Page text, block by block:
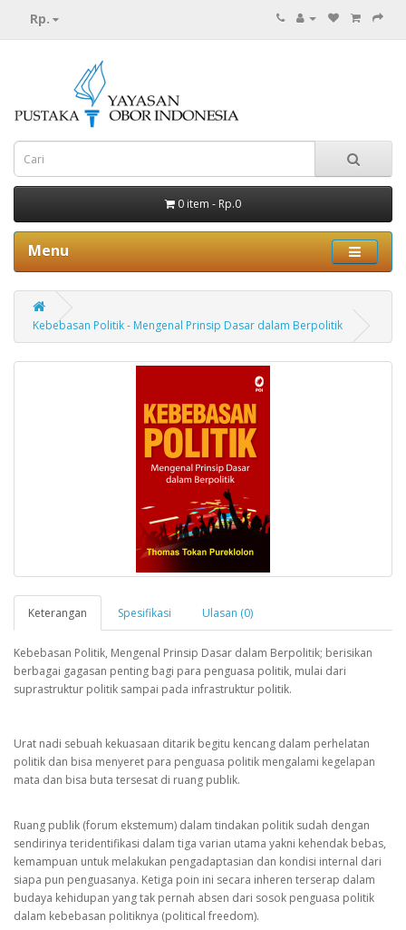
Rp.
0 item - Rp.0
Menu
Kebebasan Politik - Mengenal Prinsip Dasar dalam Berpolitik
Keterangan Spesifikasi Ulasan (0)
Kebebasan Politik, Mengenal Prinsip Dasar dalam Berpolitik; berisikan
berbagai gagasan penting bagi para penguasa politik, mulai dari
suprastruktur politik sampai pada infrastruktur politik.
Urat nadi sebuah kekuasaan ditarik begitu kencang dalam perhelatan
politik dan bisa menyeret para penguasa politik mengalami kegelapan
mata dan bisa buta tersesat di ruang publik.
Ruang publik (forum ekstemum) dalam tindakan politik sudah dengan
sendirinya teridentifikasi dalam tiga varian utama yakni kehendak bebas,
kemampuan untuk melakukan pengadaptasian dan kondisi internal dari
siapa pun penguasanya. Ketiga poin ini secara inheren terserap dalam
budaya kehidupan yang tak pernah absen dari sosok penguasa politik
dalam kebebasan politiknya (political freedom).